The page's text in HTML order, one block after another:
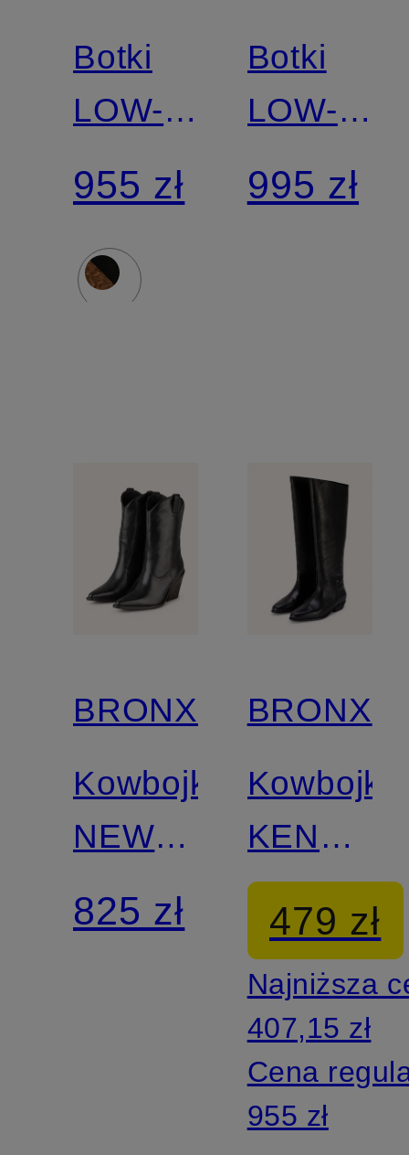
Botki
LOW-
JADEY
955 zł
Botki
LOW-
JADEY
995 zł
BRONX
Kowbojki
NEW-
KOLE
825 zł
BRONX
Kowbojki
KENDR-
A
479 zł
Najniższa
407,15 zł
Cena
955 zł